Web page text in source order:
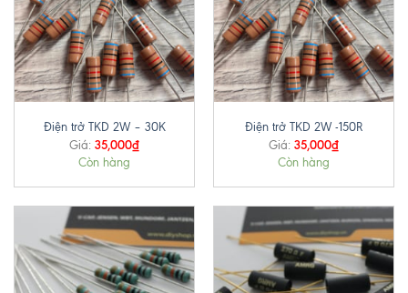
Điện trở TKD 2W – 30K
Giá: 35,000₫
Còn hàng
Điện trở TKD 2W -150R
Giá: 35,000₫
Còn hàng